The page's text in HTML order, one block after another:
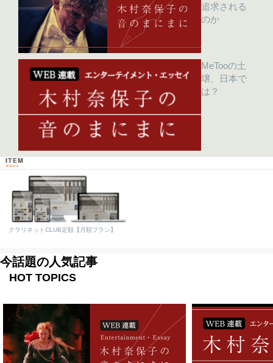
追求される
のか
MeTooの土
壌、日本で
は？
クラリネットCLUB定額【月額プラン】
今話題の人気記事
HOT TOPICS